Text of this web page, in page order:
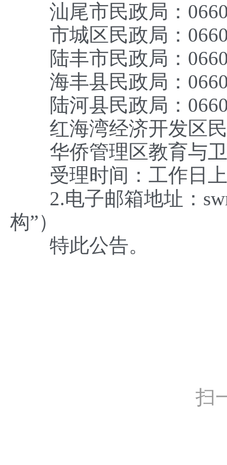
汕尾市民政局：
市城区民政局：
陆丰市民政局：
海丰县民政局：
陆河县民政局：
红海湾经济开发区民
华侨管理区教育与卫
受理时间：工作日上
2.电子邮箱地址：
构”）
特此公告。
扫